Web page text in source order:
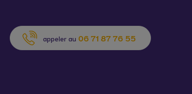
appeler au 06 71 87 76 55